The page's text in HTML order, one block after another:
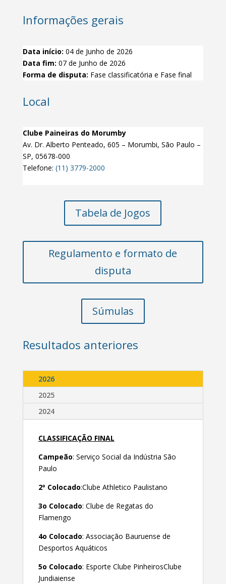
Informações gerais
Data início: 04 de Junho de 2026
Data fim: 07 de Junho de 2026
Forma de disputa: Fase classificatória e Fase final
Local
Clube Paineiras do Morumby
Av. Dr. Alberto Penteado, 605 – Morumbi, São Paulo –
SP, 05678-000
Telefone: (11) 3779-2000
Tabela de Jogos
Regulamento e formato de
disputa
Súmulas
Resultados anteriores
2026
2025
2024
CLASSIFICAÇÃO FINAL
Campeão: Serviço Social da Indústria São
Paulo
2º Colocado:Clube Athletico Paulistano
3o Colocado: Clube de Regatas do
Flamengo
4o Colocado: Associação Bauruense de
Desportos Aquáticos
5o Colocado: Esporte Clube PinheirosClube
Jundiaiense